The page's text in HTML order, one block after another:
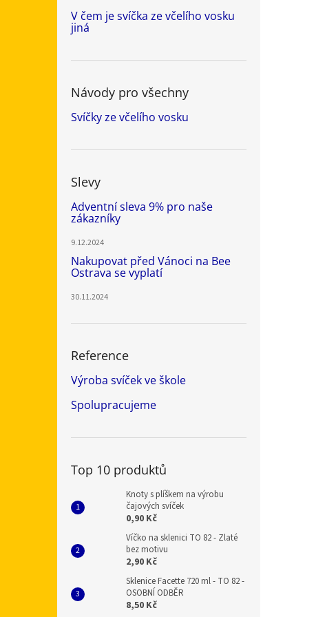
V čem je svíčka ze včelího vosku
jiná
Návody pro všechny
Svíčky ze včelího vosku
Slevy
Adventní sleva 9% pro naše
zákazníky
9.12.2024
Nakupovat před Vánoci na Bee
Ostrava se vyplatí
30.11.2024
Reference
Výroba svíček ve škole
Spolupracujeme
Top 10 produktů
Knoty s plíškem na výrobu
čajových svíček
0,90 Kč
Víčko na sklenici TO 82 - Zlaté
bez motivu
2,90 Kč
Sklenice Facette 720 ml - TO 82 -
OSOBNÍ ODBĚR
8,50 Kč